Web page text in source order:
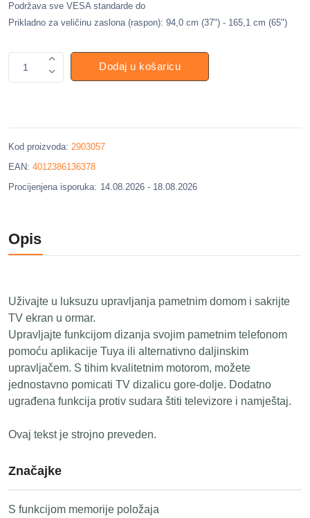
Podržava sve VESA standarde do
Prikladno za veličinu zaslona (raspon): 94,0 cm (37") - 165,1 cm (65")
1 Dodaj u košaricu
Kod proizvoda: 2903057
EAN: 4012386136378
Procijenjena isporuka: 14.08.2026 - 18.08.2026
Opis
Uživajte u luksuzu upravljanja pametnim domom i sakrijte
TV ekran u ormar.
Upravljajte funkcijom dizanja svojim pametnim telefonom
pomoću aplikacije Tuya ili alternativno daljinskim
upravljačem. S tihim kvalitetnim motorom, možete
jednostavno pomicati TV dizalicu gore-dolje. Dodatno
ugrađena funkcija protiv sudara štiti televizore i namještaj.
Ovaj tekst je strojno preveden.
Značajke
S funkcijom memorije položaja